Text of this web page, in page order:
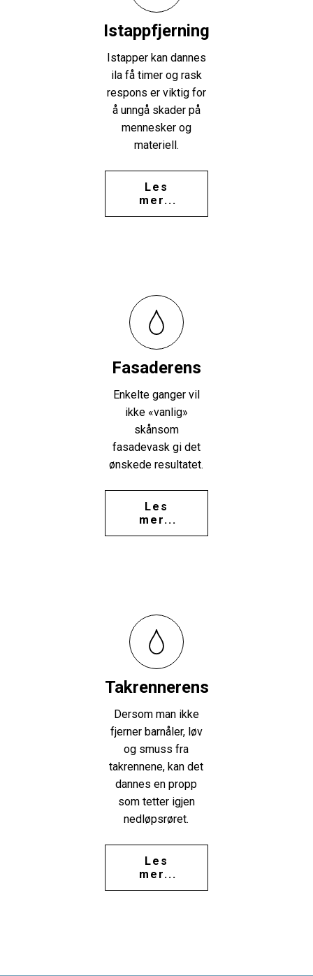
Istappfjerning
Istapper kan dannes
ila få timer og rask
respons er viktig for
å unngå skader på
mennesker og
materiell.
Les
mer...
Fasaderens
Enkelte ganger vil
ikke «vanlig»
skånsom
fasadevask gi det
ønskede resultatet.
Les
mer...
Takrennerens
Dersom man ikke
fjerner barnåler, løv
og smuss fra
takrennene, kan det
dannes en propp
som tetter igjen
nedløpsrøret.
Les
mer...